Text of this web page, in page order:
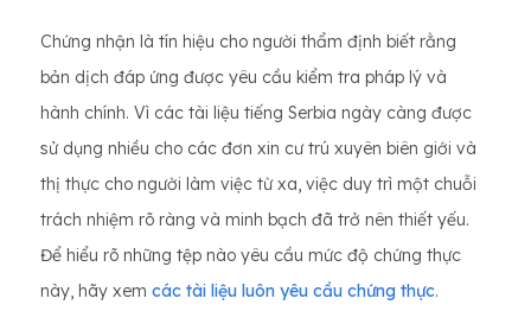
Chứng nhận là tín hiệu cho người thẩm định biết rằng
bản dịch đáp ứng được yêu cầu kiểm tra pháp lý và
hành chính. Vì các tài liệu tiếng Serbia ngày càng được
sử dụng nhiều cho các đơn xin cư trú xuyên biên giới và
thị thực cho người làm việc từ xa, việc duy trì một chuỗi
trách nhiệm rõ ràng và minh bạch đã trở nên thiết yếu.
Để hiểu rõ những tệp nào yêu cầu mức độ chứng thực
này, hãy xem các tài liệu luôn yêu cầu chứng thực.